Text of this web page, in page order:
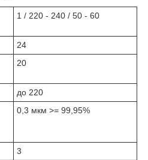
1 / 220 - 240 / 50 - 60
24
20
до 220
0,3 мкм >= 99,95%
3